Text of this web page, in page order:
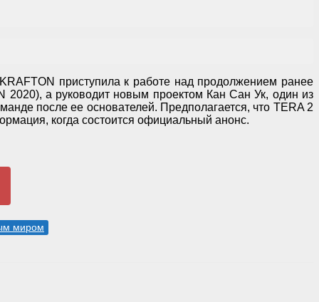
приступила к работе над продолжением ранее
2020), а руководит новым проектом Кан Сан Ук, один из
после ее основателей. Предполагается, что TERA 2
когда состоится официальный анонс.
миром